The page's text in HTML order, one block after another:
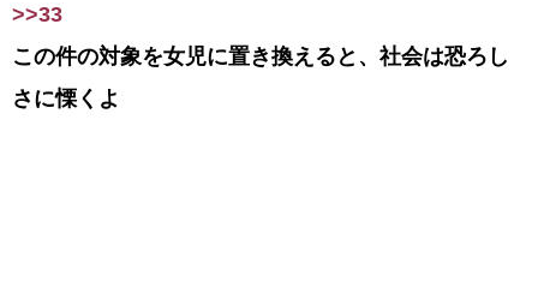
>>33
この件の対象を女児に置き換えると、社会は恐ろし
さに慄くよ